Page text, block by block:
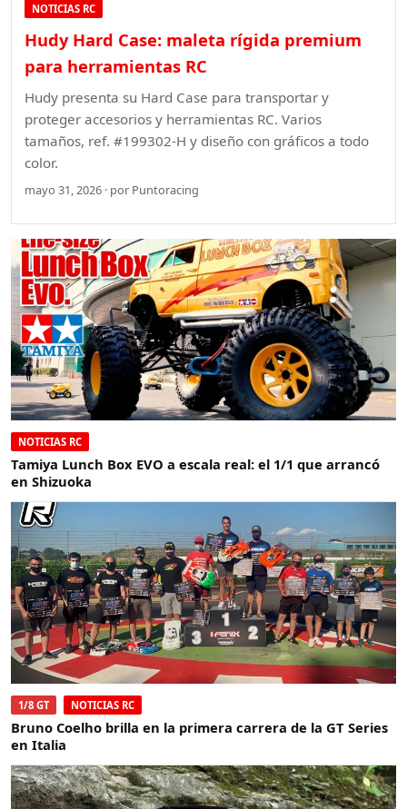
NOTICIAS RC
Hudy Hard Case: maleta rígida premium
para herramientas RC
Hudy presenta su Hard Case para transportar y
proteger accesorios y herramientas RC. Varios
tamaños, ref. #199302-H y diseño con gráficos a todo
color.
mayo 31, 2026 · por Puntoracing
NOTICIAS RC
Tamiya Lunch Box EVO a escala real: el 1/1 que arrancó
en Shizuoka
1/8 GT NOTICIAS RC
Bruno Coelho brilla en la primera carrera de la GT Series
en Italia